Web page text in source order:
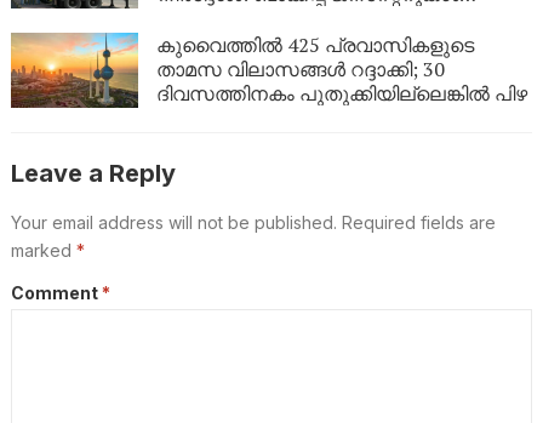
കുവൈത്തിൽ 425 പ്രവാസികളുടെ
താമസ വിലാസങ്ങൾ റദ്ദാക്കി; 30
ദിവസത്തിനകം പുതുക്കിയില്ലെങ്കിൽ പിഴ
Leave a Reply
Your email address will not be published. Required fields are
marked *
Comment *